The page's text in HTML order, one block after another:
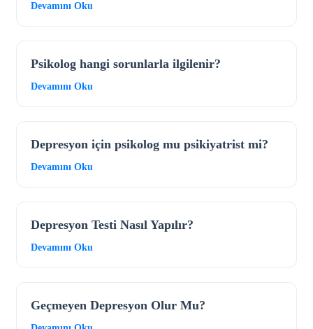
Devamını Oku
Psikolog hangi sorunlarla ilgilenir?
Devamını Oku
Depresyon için psikolog mu psikiyatrist mi?
Devamını Oku
Depresyon Testi Nasıl Yapılır?
Devamını Oku
Geçmeyen Depresyon Olur Mu?